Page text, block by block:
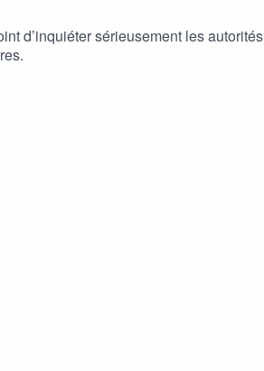
d’inquiéter sérieusement les autorités